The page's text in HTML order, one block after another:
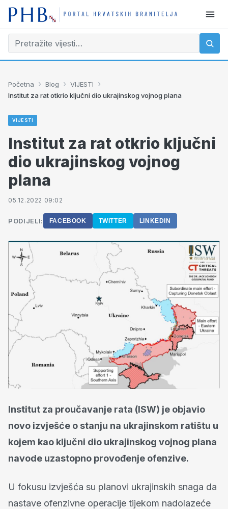
Početna › Blog › VIJESTI ›
Institut za rat otkrio ključni dio ukrajinskog vojnog plana
VIJESTI
Institut za rat otkrio ključni
dio ukrajinskog vojnog
plana
05.12.2022 09:02
PODIJELI: FACEBOOK TWITTER LINKEDIN
Institut za proučavanje rata (ISW) je objavio
novo izvješće o stanju na ukrajinskom ratištu u
kojem kao ključni dio ukrajinskog vojnog plana
navode uzastopno provođenje ofenzive.
U fokusu izvješća su planovi ukrajinskih snaga da
nastave ofenzivne operacije tijekom nadolazeće